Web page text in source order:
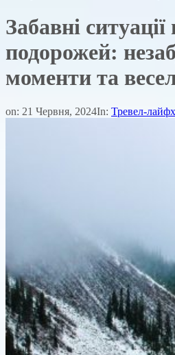
Забавні ситуації
подорожей:
моменти та
on: 21 Червня, 2024In: Тревел-